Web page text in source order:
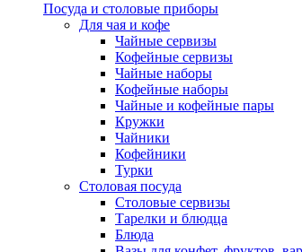
Посуда и столовые приборы
Для чая и кофе
Чайные сервизы
Кофейные сервизы
Чайные наборы
Кофейные наборы
Чайные и кофейные пары
Кружки
Чайники
Кофейники
Турки
Столовая посуда
Столовые сервизы
Тарелки и блюдца
Блюда